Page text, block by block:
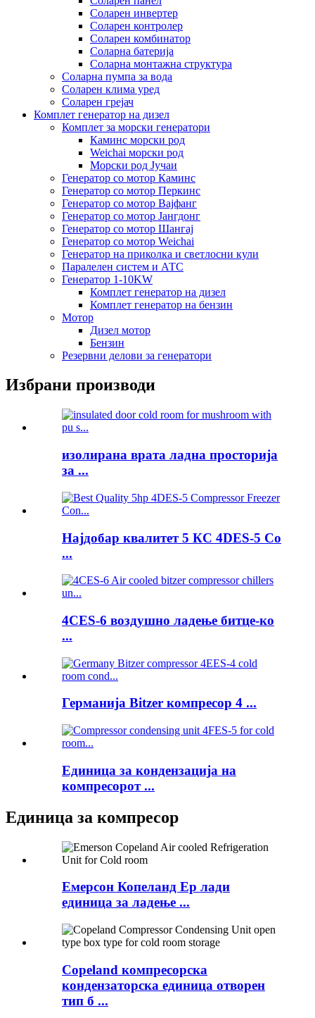
Соларен инвертер
Соларен контролер
Соларен комбинатор
Соларна батерија
Соларна монтажна структура
Соларна пумпа за вода
Соларен клима уред
Соларен грејач
Комплет генератор на дизел
Комплет за морски генератори
Каминс морски род
Weichai морски род
Морски род Јучаи
Генератор со мотор Каминс
Генератор со мотор Перкинс
Генератор со мотор Вајфанг
Генератор со мотор Јангдонг
Генератор со мотор Шангај
Генератор со мотор Weichai
Генератор на приколка и светлосни кули
Паралелен систем и АТС
Генератор 1-10KW
Комплет генератор на дизел
Комплет генератор на бензин
Мотор
Дизел мотор
Бензин
Резервни делови за генератори
Избрани производи
изолирана врата ладна просторија
за ...
Најдобар квалитет 5 КС 4DES-5 Co
...
4CES-6 воздушно ладење битце-ко
...
Германија Bitzer компресор 4 ...
Единица за кондензација на
компресорот ...
Единица за компресор
Емерсон Копеланд Ер лади
единица за ладење ...
Copeland компресорска
кондензаторска единица отворен
тип б ...